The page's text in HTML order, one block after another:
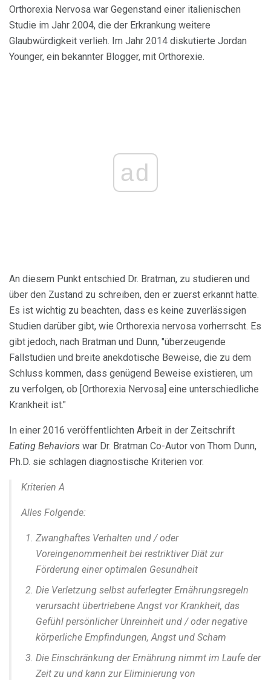
Orthorexia Nervosa war Gegenstand einer italienischen
Studie im Jahr 2004, die der Erkrankung weitere
Glaubwürdigkeit verlieh. Im Jahr 2014 diskutierte Jordan
Younger, ein bekannter Blogger, mit Orthorexie.
ad
An diesem Punkt entschied Dr. Bratman, zu studieren und
über den Zustand zu schreiben, den er zuerst erkannt hatte.
Es ist wichtig zu beachten, dass es keine zuverlässigen
Studien darüber gibt, wie Orthorexia nervosa vorherrscht. Es
gibt jedoch, nach Bratman und Dunn, "überzeugende
Fallstudien und breite anekdotische Beweise, die zu dem
Schluss kommen, dass genügend Beweise existieren, um
zu verfolgen, ob [Orthorexia Nervosa] eine unterschiedliche
Krankheit ist."
In einer 2016 veröffentlichten Arbeit in der Zeitschrift
Eating Behaviors war Dr. Bratman Co-Autor von Thom Dunn,
Ph.D. sie schlagen diagnostische Kriterien vor.
Kriterien A
Alles Folgende:
Zwanghaftes Verhalten und / oder
Voreingenommenheit bei restriktiver Diät zur
Förderung einer optimalen Gesundheit
Die Verletzung selbst auferlegter Ernährungsregeln
verursacht übertriebene Angst vor Krankheit, das
Gefühl persönlicher Unreinheit und / oder negative
körperliche Empfindungen, Angst und Scham
Die Einschränkung der Ernährung nimmt im Laufe der
Zeit zu und kann zur Eliminierung von